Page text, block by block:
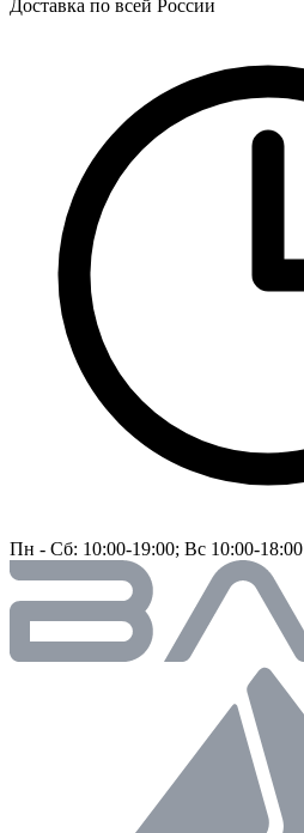
Доставка по всей России
Пн - Сб: 10:00-19:00; Вс 10:00-18:00